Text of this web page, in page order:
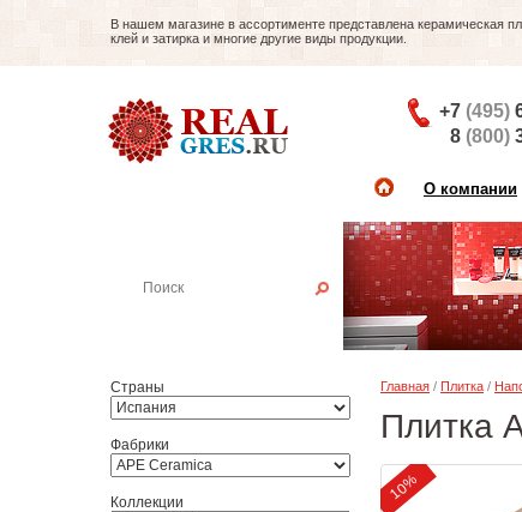
В нашем магазине в ассортименте представлена керамическая
клей и затирка и многие другие виды продукции.
+7 (495)
8 (800)
О компании
Страны
Фабрики
Коллекции
Главная / Плитка /
Плитка
10%